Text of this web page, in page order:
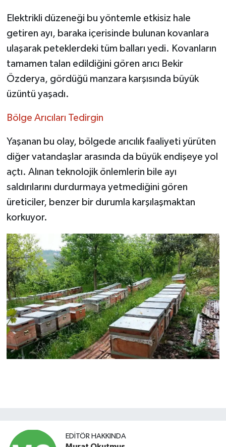
Elektrikli düzeneği bu yöntemle etkisiz hale
getiren ayı, baraka içerisinde bulunan kovanlara
ulaşarak peteklerdeki tüm balları yedi. Kovanların
tamamen talan edildiğini gören arıcı Bekir
Özderya, gördüğü manzara karşısında büyük
üzüntü yaşadı.
Bölge Arıcıları Tedirgin
Yaşanan bu olay, bölgede arıcılık faaliyeti yürüten
diğer vatandaşlar arasında da büyük endişeye yol
açtı. Alınan teknolojik önlemlerin bile ayı
saldırılarını durdurmaya yetmediğini gören
üreticiler, benzer bir durumla karşılaşmaktan
korkuyor.
EDITÖR HAKKINDA